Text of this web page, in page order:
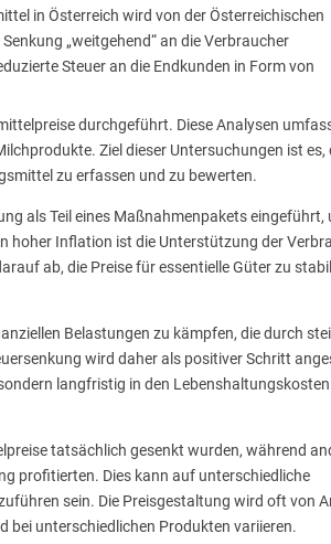
in Österreich wird von der Österreichischen
„weitgehend“ an die Verbraucher
Steuer an die Endkunden in Form von
durchgeführt. Diese Analysen
Ziel dieser Untersuchungen ist es,
zu erfassen und zu bewerten.
als Teil eines Maßnahmenpakets eingeführt,
hoher Inflation ist die Unterstützung der
ab, die Preise für essentielle Güter zu
Belastungen zu kämpfen, die durch
wird daher als positiver Schritt
langfristig in den Lebenshaltungskosten
tatsächlich gesenkt wurden, während
profitierten. Dies kann auf unterschiedliche
sein. Die Preisgestaltung wird oft von
bei unterschiedlichen Produkten variieren.